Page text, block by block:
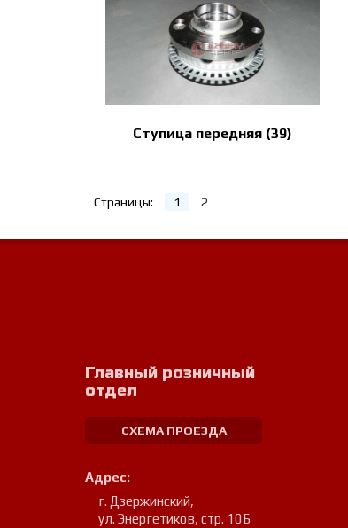
Ступица передняя (39)
Страницы: 1 2
Главный розничный
отдел
СХЕМА ПРОЕЗДА
Адрес:
г. Дзержинский,
ул. Энергетиков, стр. 10Б